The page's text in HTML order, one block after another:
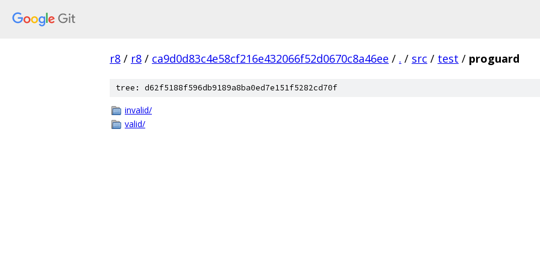
r8 / r8 / ca9d0d83c4e58cf216e432066f52d0670c8a46ee / . / src / test / proguard
tree: d62f5188f596db9189a8ba0ed7e151f5282cd70f
invalid/
valid/